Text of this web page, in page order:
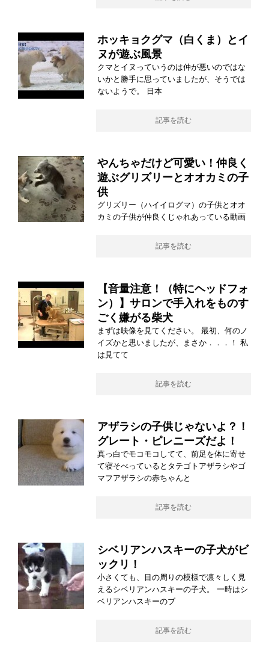
ホッキョクグマ（白くま）とイ
ヌが遊ぶ風景
クマとイヌっていうのは仲が悪いのではな
いかと勝手に思っていましたが、そうでは
ないようで。 日本
記事を読む
やんちゃだけど可愛い！仲良く
遊ぶグリズリーとオオカミの子
供
グリズリー（ハイイログマ）の子供とオオ
カミの子供が仲良くじゃれあっている動画
記事を読む
【音量注意！（特にヘッドフォ
ン）】サロンで手入れをものす
ごく嫌がる柴犬
まずは映像を見てください。 最初、何のノ
イズかと思いましたが、まさか．．．！ 私
は見てて
記事を読む
アザラシの子供じゃないよ？！
グレート・ピレニーズだよ！
真っ白でモコモコしてて、前足を体に寄せ
て寝そべっているとタテゴトアザラシやゴ
マフアザラシの赤ちゃんと
記事を読む
シベリアンハスキーの子犬がビ
ックリ！
小さくても、目の周りの模様で凛々しく見
えるシベリアンハスキーの子犬。 一時はシ
ベリアンハスキーのブ
記事を読む